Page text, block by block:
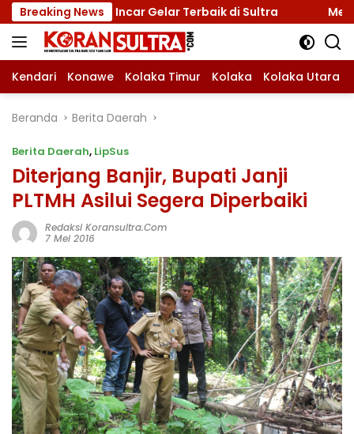
Langsung
ke
konten
Breaking News
Incar Gelar Terbaik di Sultra Menuju
Kendari Konawe Kolaka Timur Kolaka Kolaka Utara
Beranda Berita Daerah
Berita Daerah, LipSus
Diterjang Banjir, Bupati Janji
PLTMH Asilui Segera Diperbaiki
Redaksi Koransultra.com
7 Mei 2016